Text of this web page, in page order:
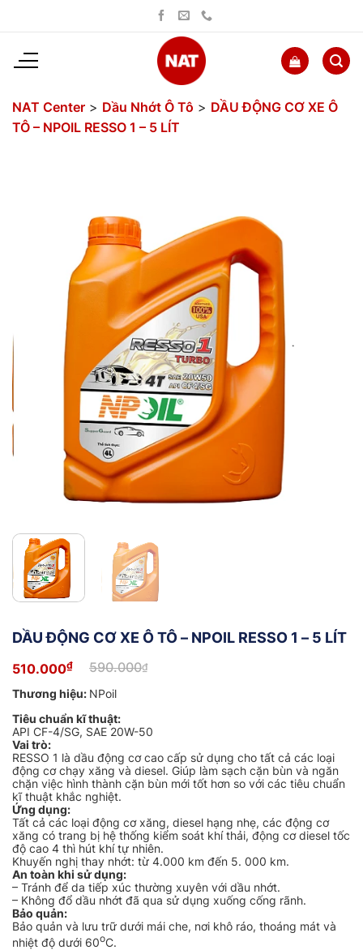
dung
NAT Center > Dầu Nhớt Ô Tô > DẦU ĐỘNG CƠ XE Ô
TÔ – NPOIL RESSO 1 – 5 LÍT
DẦU ĐỘNG CƠ XE Ô TÔ – NPOIL RESSO 1 – 5 LÍT
590.000₫
Giá
là:
590.000₫.
510.000₫
Giá
tại
là:
510.000₫.
Thương hiệu: NPoil
Tiêu chuẩn kĩ thuật:
API CF-4/SG, SAE 20W-50
Vai trò:
RESSO 1 là dầu động cơ cao cấp sử dụng cho tất cả các loại
động cơ chạy xăng và diesel. Giúp làm sạch cặn bùn và ngăn
chặn việc hình thành cặn bùn mới tốt hơn so với các tiêu chuẩn
kĩ thuật khắc nghiệt.
Ứng dụng:
Tất cả các loại động cơ xăng, diesel hạng nhẹ, các động cơ
xăng có trang bị hệ thống kiểm soát khí thải, động cơ diesel tốc
độ cao 4 thì hút khí tự nhiên.
Khuyến nghị thay nhớt: từ 4.000 km đến 5. 000 km.
An toàn khi sử dụng:
– Tránh để da tiếp xúc thường xuyên với dầu nhớt.
– Không đổ dầu nhớt đã qua sử dụng xuống cống rãnh.
Bảo quản:
Bảo quản và lưu trữ dưới mái che, nơi khô ráo, thoáng mát và
nhiệt độ dưới 60oC.